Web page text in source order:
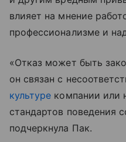
влияет на мнение
профессионализме и
«Отказ может быть
он связан с
культуре компании или
стандартов поведения
подчеркнула Пак.